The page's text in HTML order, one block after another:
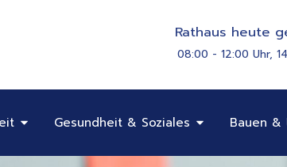
Rathaus heute
08:00 - 12:00 Uhr,
Öffne Bildung, Kultur & Freizeit
Gesundheit & Soziales Öffne Bauen &